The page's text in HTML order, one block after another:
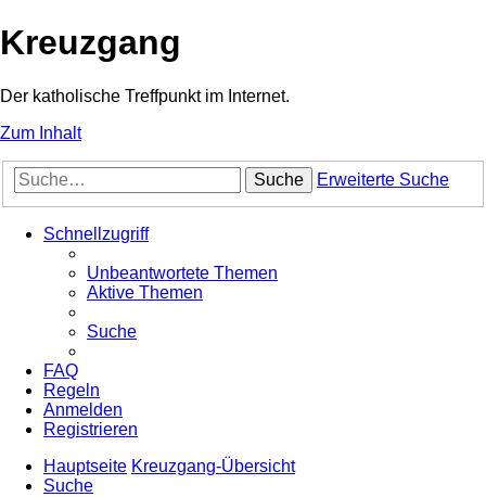
Kreuzgang
Der katholische Treffpunkt im Internet.
Zum Inhalt
Suche Erweiterte Suche
Schnellzugriff
Unbeantwortete Themen
Aktive Themen
Suche
FAQ
Regeln
Anmelden
Registrieren
Hauptseite Kreuzgang-Übersicht
Suche